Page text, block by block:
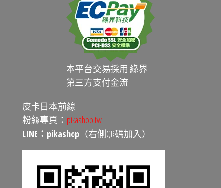
本平台交易採用 綠界
第三方支付金流
皮卡日本前線
粉絲專頁： pikashop.tw
LINE：pikashop （右側QR碼加入）